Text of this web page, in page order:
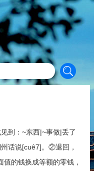
到：~东西|~事做|丢了
话说[cuê7]。②退回，
的钱换成等额的零钱，